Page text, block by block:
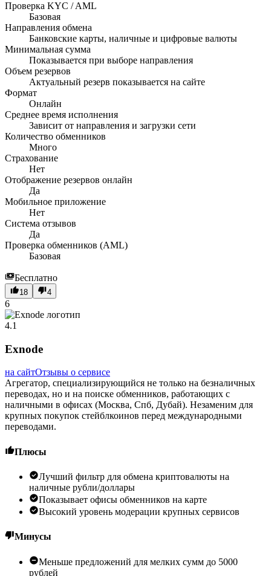
Проверка KYC / AML
Базовая
Направления обмена
Банковские карты, наличные и цифровые валюты
Минимальная сумма
Показывается при выборе направления
Объем резервов
Актуальный резерв показывается на сайте
Формат
Онлайн
Среднее время исполнения
Зависит от направления и загрузки сети
Количество обменников
Много
Страхование
Нет
Отображение резервов онлайн
Да
Мобильное приложение
Нет
Система отзывов
Да
Проверка обменников (AML)
Базовая
Бесплатно
18 4
6
4.1
Exnode
на сайтОтзывы о сервисе
Агрегатор, специализирующийся не только на безналичных
переводах, но и на поиске обменников, работающих с
наличными в офисах (Москва, Спб, Дубай). Незаменим для
крупных покупок стейблкоинов перед международными
переводами.
Плюсы
Лучший фильтр для обмена криптовалюты на
наличные рубли/доллары
Показывает офисы обменников на карте
Высокий уровень модерации крупных сервисов
Минусы
Меньше предложений для мелких сумм до 5000
рублей